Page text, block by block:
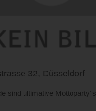
32, Düsseldorf
sind ultimative Mottoparty´s